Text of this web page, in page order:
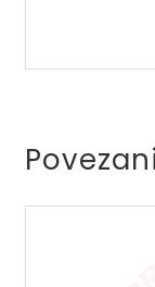
količina